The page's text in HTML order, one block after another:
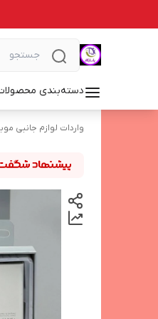
دسته‌بندی
واردات لوازم جانبی